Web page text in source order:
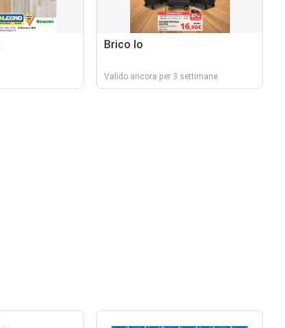
Brico Io
Valido ancora per 3 settimane